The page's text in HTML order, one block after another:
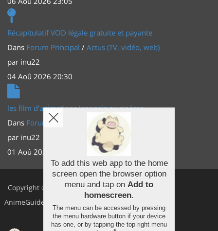
Récapitulatif VOD légale gratuite et payante
Dans Forum Principal / Actus (TV, vidéo, web)
par inu22
04 Aoû 2026 20:30
les film d'animations Japonais au cinéma
Dans Forum Principal
Actus (TV, vidéo, web)
par inu22
01 Aoû 2026 20:56
Copyright ©
AnimeGuides
Facebook
Youtube
Twitter
To add this web app to the home
screen open the browser option
menu and tap on Add to
homescreen.
The menu can be accessed by pressing
the menu hardware button if your device
has one, or by tapping the top right menu